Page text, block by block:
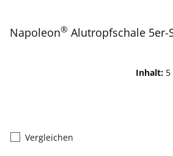
Napoleon® Alutropfschale 5er-
Inhalt: 5
Vergleichen